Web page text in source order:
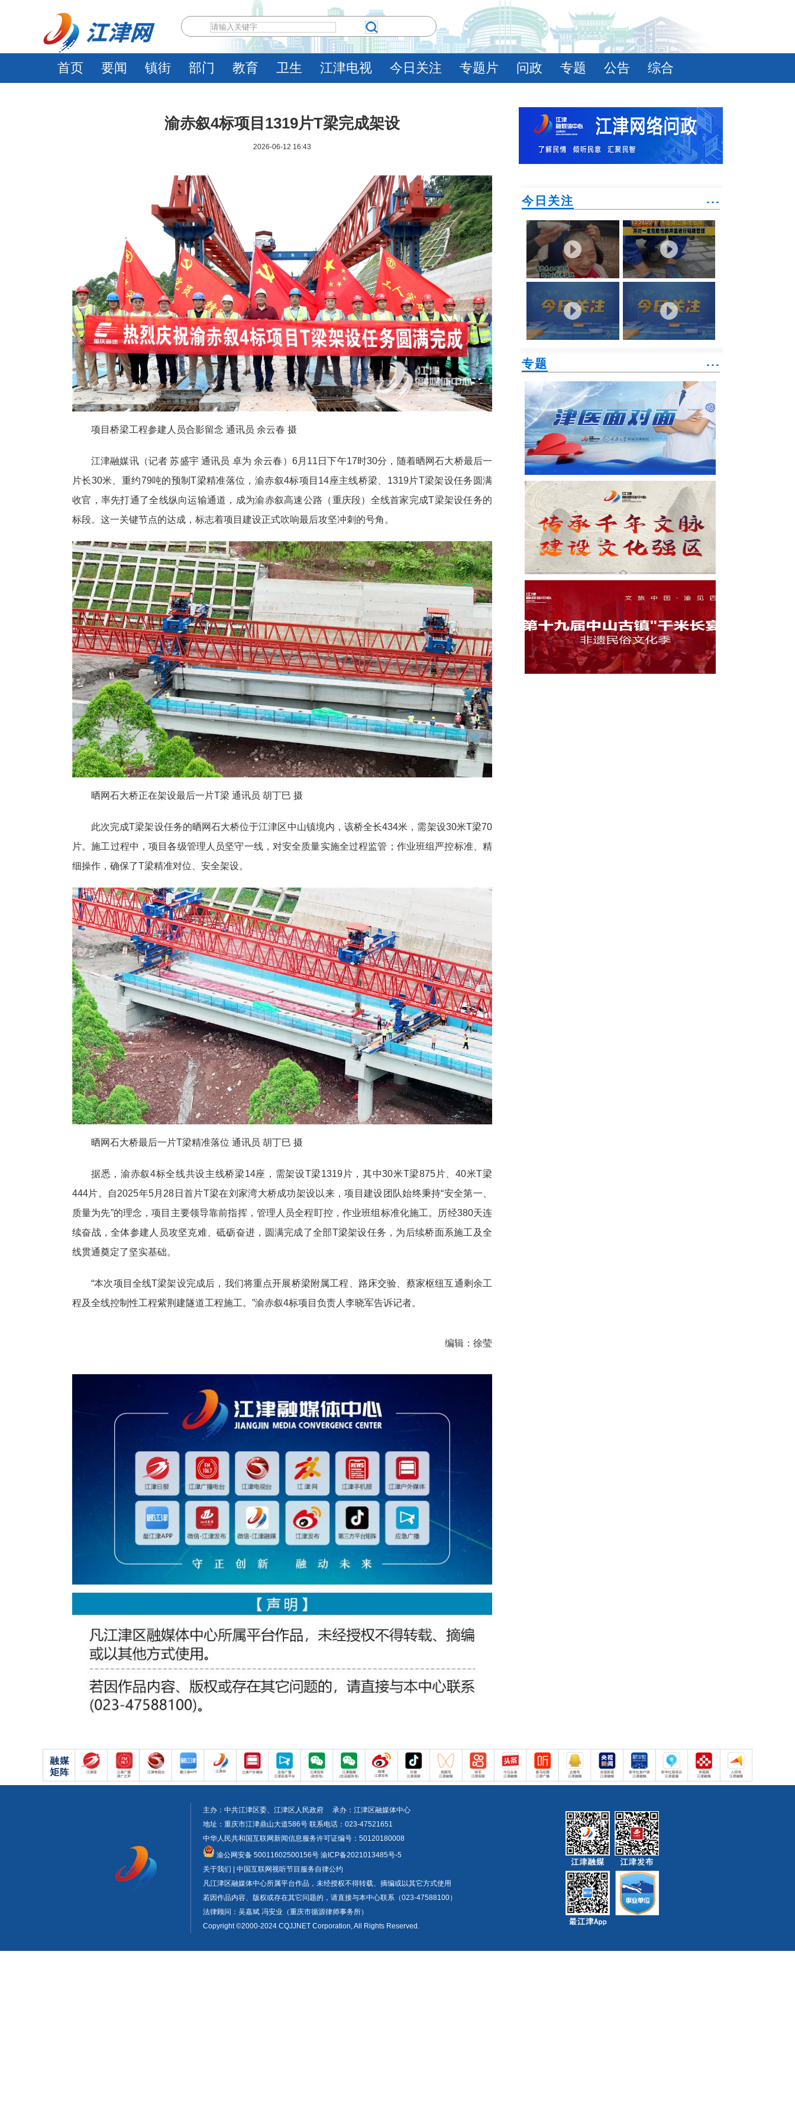
首页 要闻 镇街 部门 教育 卫生 江津电视 今日关注 专题片 问政 专题 公告 综合
渝赤叙4标项目1319片T梁完成架设
2026-06-12 16:43
项目桥梁工程参建人员合影留念 通讯员 余云春 摄
江津融媒讯（记者 苏盛宇 通讯员 卓为 余云春）6月11日下午17时30分，随着晒网石大桥最后一
片长30米、重约79吨的预制T梁精准落位，渝赤叙4标项目14座主线桥梁、1319片T梁架设任务圆满
收官，率先打通了全线纵向运输通道，成为渝赤叙高速公路（重庆段）全线首家完成T梁架设任务的
标段。这一关键节点的达成，标志着项目建设正式吹响最后攻坚冲刺的号角。
晒网石大桥正在架设最后一片T梁 通讯员 胡丁巳 摄
此次完成T梁架设任务的晒网石大桥位于江津区中山镇境内，该桥全长434米，需架设30米T梁70
片。施工过程中，项目各级管理人员坚守一线，对安全质量实施全过程监管；作业班组严控标准、精
细操作，确保了T梁精准对位、安全架设。
晒网石大桥最后一片T梁精准落位 通讯员 胡丁巳 摄
据悉，渝赤叙4标全线共设主线桥梁14座，需架设T梁1319片，其中30米T梁875片、40米T梁
444片。自2025年5月28日首片T梁在刘家湾大桥成功架设以来，项目建设团队始终秉持“安全第一、
质量为先”的理念，项目主要领导靠前指挥，管理人员全程盯控，作业班组标准化施工。历经380天连
续奋战，全体参建人员攻坚克难、砥砺奋进，圆满完成了全部T梁架设任务，为后续桥面系施工及全
线贯通奠定了坚实基础。
“本次项目全线T梁架设完成后，我们将重点开展桥梁附属工程、路床交验、蔡家枢纽互通剩余工
程及全线控制性工程紫荆建隧道工程施工。”渝赤叙4标项目负责人李晓军告诉记者。
编辑：徐莹
今日关注 ˙˙˙
专题 ˙˙˙
主办：中共江津区委、江津区人民政府 承办：江津区融媒体中心
地址：重庆市江津鼎山大道586号 联系电话：023-47521651
中华人民共和国互联网新闻信息服务许可证编号：50120180008
渝公网安备 50011602500156号 渝ICP备2021013485号-5
关于我们 | 中国互联网视听节目服务自律公约
凡江津区融媒体中心所属平台作品，未经授权不得转载、摘编或以其它方式使用
若因作品内容、版权或存在其它问题的，请直接与本中心联系（023-47588100）
法律顾问：吴嘉斌 冯安业（重庆市循源律师事务所）
Copyright ©2000-2024 CQJJNET Corporation, All Rights Reserved.